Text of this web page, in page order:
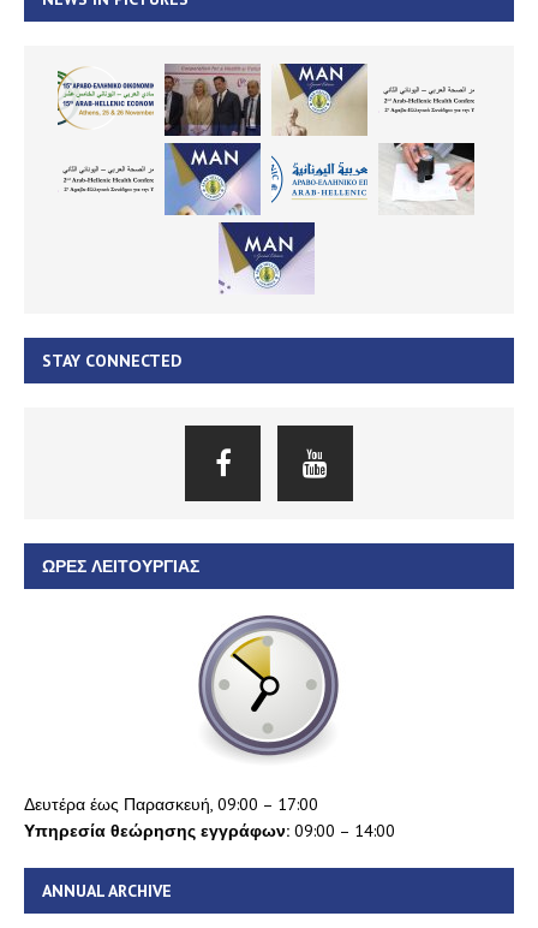
STAY CONNECTED
ΏΡΕΣ ΛΕΙΤΟΥΡΓΊΑΣ
Δευτέρα έως Παρασκευή, 09:00 – 17:00
Υπηρεσία θεώρησης εγγράφων: 09:00 – 14:00
ANNUAL ARCHIVE